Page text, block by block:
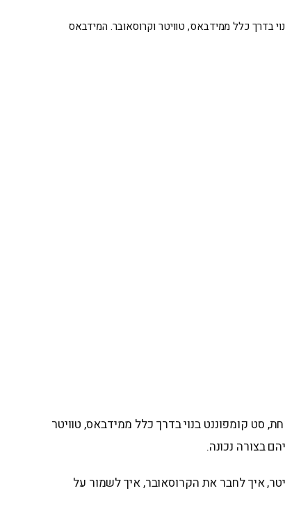
בדרך כלל ממידבאס, טוויטר וקרוסאובר. המידבאס
סט קומפוננט בנוי בדרך כלל ממידבאס, טוויטר
בצורה נכונה.
איך לחבר את הקרוסאובר, איך לשמור על